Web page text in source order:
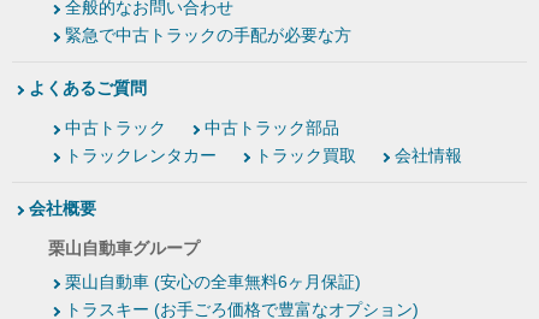
全般的なお問い合わせ
緊急で中古トラックの手配が必要な方
よくあるご質問
中古トラック
中古トラック部品
トラックレンタカー
トラック買取 会社情報
会社概要
栗山自動車グループ
栗山自動車 (安心の全車無料6ヶ月保証)
トラスキー (お手ごろ価格で豊富なオプション)